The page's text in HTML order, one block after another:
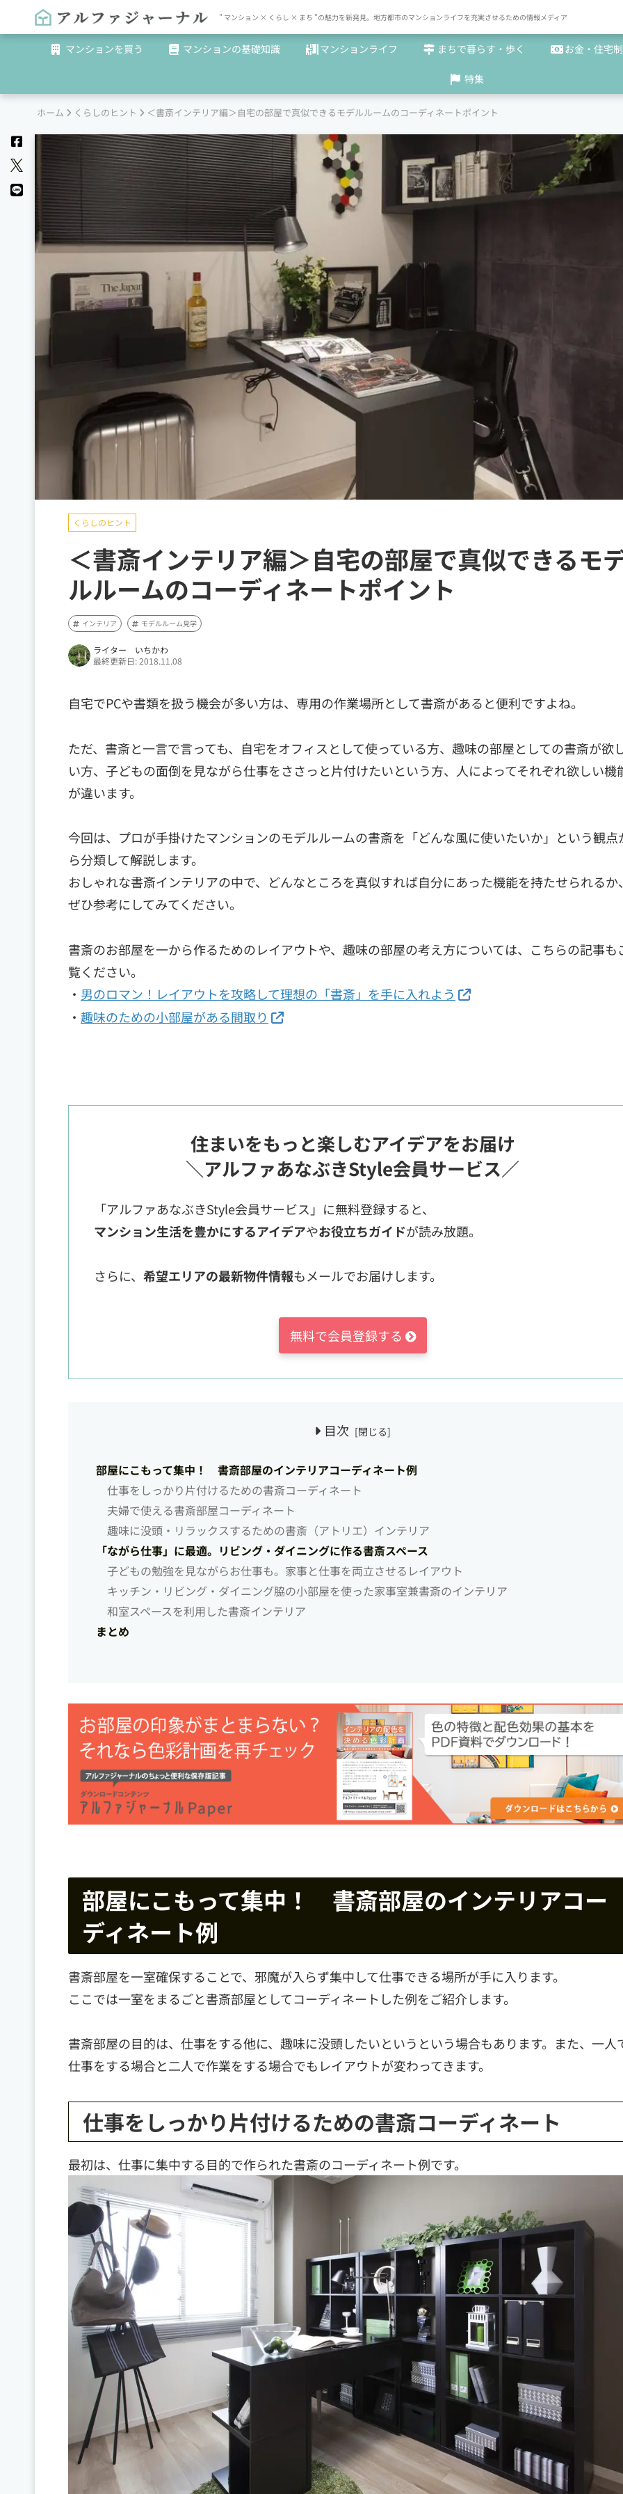
" マンション × くらし × まち "の魅力を新発見。地方都市のマンションライフを充実させるための情報メディア
マンションを買う マンションの基礎知識 マンションライフ まちで暮らす・歩く お金・住宅
特集
ホーム くらしのヒント ＜書斎インテリア編＞自宅の部屋で真似できるモデルルームのコーディネートポイント
くらしのヒント
＜書斎インテリア編＞自宅の部屋で真似できるモ
ルルームのコーディネートポイント
インテリア モデルルーム見学
ライター いちかわ
最終更新日: 2018.11.08
自宅でPCや書類を扱う機会が多い方は、専用の作業場所として書斎があると便利ですよね。
ただ、書斎と一言で言っても、自宅をオフィスとして使っている方、趣味の部屋としての書斎が欲
い方、子どもの面倒を見ながら仕事をささっと片付けたいという方、人によってそれぞれ欲しい機
が違います。
今回は、プロが手掛けたマンションのモデルルームの書斎を「どんな風に使いたいか」という観点
ら分類して解説します。
おしゃれな書斎インテリアの中で、どんなところを真似すれば自分にあった機能を持たせられるか
ぜひ参考にしてみてください。
書斎のお部屋を一から作るためのレイアウトや、趣味の部屋の考え方については、こちらの記事も
覧ください。
・ 男のロマン！レイアウトを攻略して理想の「書斎」を手に入れよう
・ 趣味のための小部屋がある間取り
住まいをもっと楽しむアイデアをお届け
＼アルファあなぶきStyle会員サービス／
「アルファあなぶきStyle会員サービス」に無料登録すると、
マンション生活を豊かにするアイデアやお役立ちガイドが読み放題。
さらに、 希望エリアの最新物件情報もメールでお届けします。
無料で会員登録する
目次
部屋にこもって集中！ 書斎部屋のインテリアコーディネート例
仕事をしっかり片付けるための書斎コーディネート
夫婦で使える書斎部屋コーディネート
趣味に没頭・リラックスするための書斎（アトリエ）インテリア
「ながら仕事」に最適。リビング・ダイニングに作る書斎スペース
子どもの勉強を見ながらお仕事も。家事と仕事を両立させるレイアウト
キッチン・リビング・ダイニング脇の小部屋を使った家事室兼書斎のインテリア
和室スペースを利用した書斎インテリア
まとめ
部屋にこもって集中！ 書斎部屋のインテリアコー
ディネート例
書斎部屋を一室確保することで、邪魔が入らず集中して仕事できる場所が手に入ります。
ここでは一室をまるごと書斎部屋としてコーディネートした例をご紹介します。
書斎部屋の目的は、仕事をする他に、趣味に没頭したいというという場合もあります。また、一人
仕事をする場合と二人で作業をする場合でもレイアウトが変わってきます。
仕事をしっかり片付けるための書斎コーディネート
最初は、仕事に集中する目的で作られた書斎のコーディネート例です。